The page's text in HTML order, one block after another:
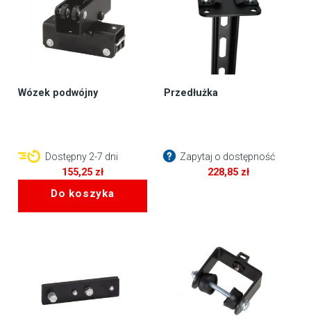
Wózek podwójny
Dostępny 2-7 dni
155,25 zł
Do koszyka
Przedłużka
Zapytaj o dostępność
228,85 zł